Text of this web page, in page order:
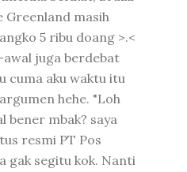
Greenland masih
5 ribu doang >.<
awal juga berdebat
cuma aku waktu itu
hehe. "Loh
bener mbak? saya
resmi PT Pos
gak segitu kok. Nanti